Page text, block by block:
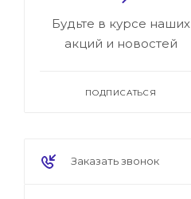
Будьте в курсе наших
акций и новостей
ПОДПИСАТЬСЯ
Заказать звонок